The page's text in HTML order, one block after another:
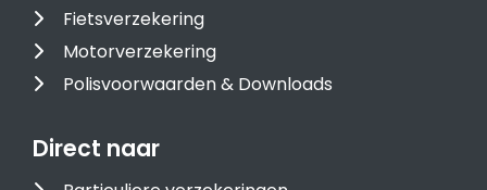
Fietsverzekering
Motorverzekering
Polisvoorwaarden & Downloads
Direct naar